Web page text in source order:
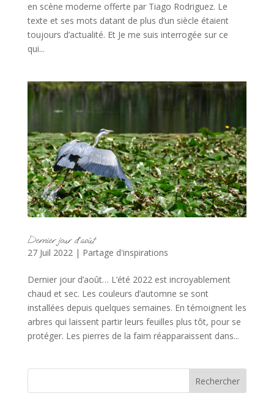
en scène moderne offerte par Tiago Rodriguez. Le
texte et ses mots datant de plus d’un siècle étaient
toujours d’actualité. Et Je me suis interrogée sur ce
qui...
Dernier jour d’août
27 Juil 2022| Partage d'inspirations
Dernier jour d’août… L’été 2022 est incroyablement
chaud et sec. Les couleurs d’automne se sont
installées depuis quelques semaines. En témoignent les
arbres qui laissent partir leurs feuilles plus tôt, pour se
protéger. Les pierres de la faim réapparaissent dans...
Rechercher